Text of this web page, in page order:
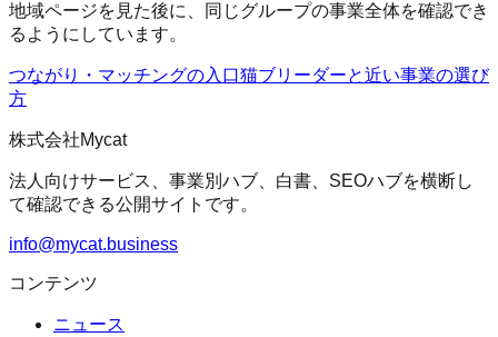
地域ページを見た後に、同じグループの事業全体を確認でき
るようにしています。
つながり・マッチングの入口猫ブリーダーと近い事業の選び
方
株式会社Mycat
法人向けサービス、事業別ハブ、白書、SEOハブを横断し
て確認できる公開サイトです。
info@mycat.business
コンテンツ
ニュース